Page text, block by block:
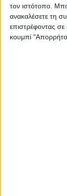
τον ιστότοπο.
ανακαλέσετε τη
επιστρέφοντας σε
κουμπί
της ΕΕ-
κανόνων
των